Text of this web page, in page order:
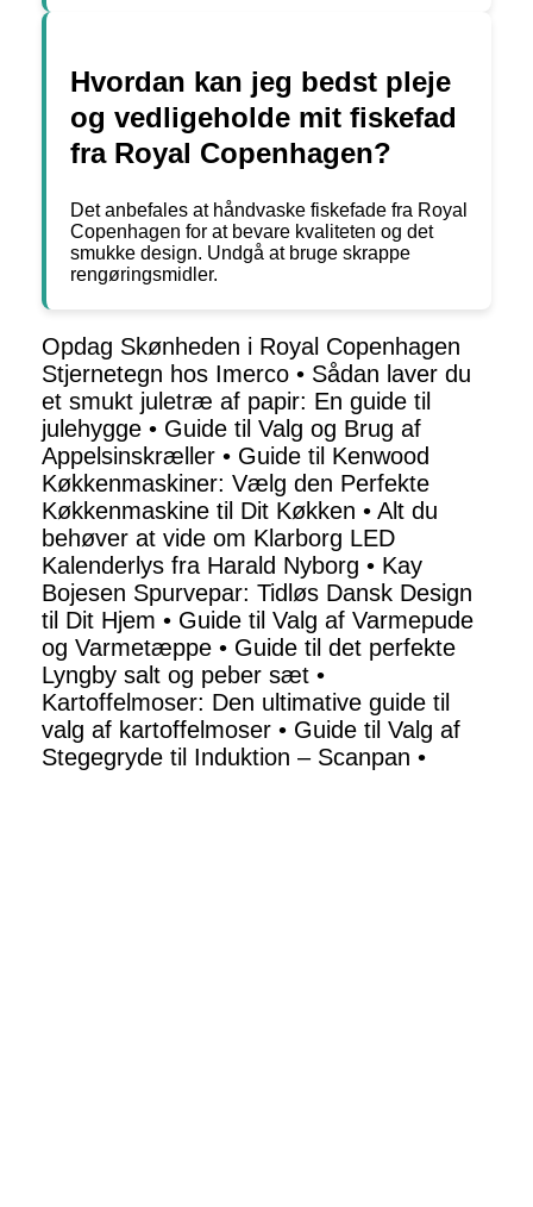
Hvordan kan jeg bedst pleje
og vedligeholde mit fiskefad
fra Royal Copenhagen?
Det anbefales at håndvaske fiskefade fra Royal
Copenhagen for at bevare kvaliteten og det
smukke design. Undgå at bruge skrappe
rengøringsmidler.
Opdag Skønheden i Royal Copenhagen
Stjernetegn hos Imerco • Sådan laver du
et smukt juletræ af papir: En guide til
julehygge • Guide til Valg og Brug af
Appelsinskræller • Guide til Kenwood
Køkkenmaskiner: Vælg den Perfekte
Køkkenmaskine til Dit Køkken • Alt du
behøver at vide om Klarborg LED
Kalenderlys fra Harald Nyborg • Kay
Bojesen Spurvepar: Tidløs Dansk Design
til Dit Hjem • Guide til Valg af Varmepude
og Varmetæppe • Guide til det perfekte
Lyngby salt og peber sæt •
Kartoffelmoser: Den ultimative guide til
valg af kartoffelmoser • Guide til Valg af
Stegegryde til Induktion – Scanpan •